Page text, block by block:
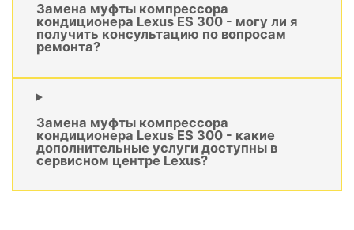
Замена муфты компрессора
кондиционера Lexus ES 300 - могу ли я
получить консультацию по вопросам
ремонта?
Замена муфты компрессора
кондиционера Lexus ES 300 - какие
дополнительные услуги доступны в
сервисном центре Lexus?